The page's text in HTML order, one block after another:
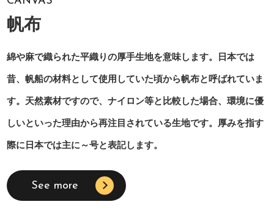
帆布
綿や麻で織られた平織りの厚手生地を意味します。日本では
昔、帆船の材料として使用していた頃から帆布と呼ばれていま
す。天然素材ですので、ナイロン等と比較した場合、環境に優
しいといった理由から再注目されている生地です。厚みを指す
際に日本では主に～号と表記します。
See more